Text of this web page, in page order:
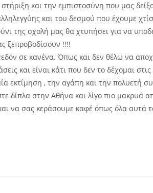
και την εμπιστοσύνη που μας
και του δεσμού που έχουμε
της σχολή μας θα χτυπήσει για να
ξεπροβοδίσουν !!!!
σε κανένα. Όπως και δεν θέλω να
και είναι κάτι που δεν το δέχομαι
εκτίμηση , την αγάπη και την πολυετή
δίπλα στην Αθήνα και λίγο πιο μακρυά
να σας κεράσουμε καφέ όπως όλα αυτά